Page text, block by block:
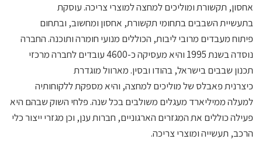
תקשורת ומוליכים למחצה למוצרי צריכה. עוסקת
השבבים בתחומי תקשורת, אחסון ומחשוב, ובתחום
מעבדים מרובי ליבות, הכוללים מנועי חומרה ותוכנה. החברה
נוסדה בשנת 1995 והיא מעסיקה כ-4600 עובדים לחברה מרכזי
שבבים בישראל, בהודו ובסין. מארוול מוגדרת
פאבלס של מוליכים למחצה, והיא מספקת ללקוחותיה
ממיליארד מעגלים משולבים בכל שנה. פלחי השוק שבהם היא
כוללים את המגזרים הארגוניים, חברות ענן, וכן מגזרי ייצור כלי
תעשייה ומוצרי צריכה.